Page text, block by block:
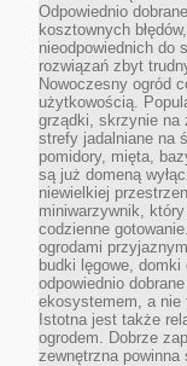
Odpowiednio
kosztownych
nieodpowiednich do
rozwiązań zbyt
Nowoczesny ogród
użytkowością.
grządki, skrzynie na
strefy jadalniane na
pomidory, mięta,
są już domeną
niewielkiej
miniwarzywnik,
codzienne
ogrodami
budki lęgowe,
odpowiednio
ekosystemem, a nie
Istotna jest także
ogrodem. Dobrze
zewnętrzna powinna